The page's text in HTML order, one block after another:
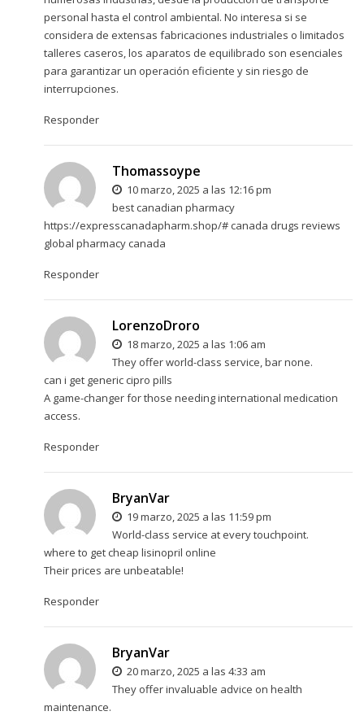
personal hasta el control ambiental. No interesa si se
considera de extensas fabricaciones industriales o limitados
talleres caseros, los aparatos de equilibrado son esenciales
para garantizar un operación eficiente y sin riesgo de
interrupciones.
Responder
Thomassoype
10 marzo, 2025 a las 12:16 pm
best canadian pharmacy
https://expresscanadapharm.shop/#canada drugs reviews
global pharmacy canada
Responder
LorenzoDroro
18 marzo, 2025 a las 1:06 am
They offer world-class service, bar none.
can i get generic cipro pills
A game-changer for those needing international medication
access.
Responder
BryanVar
19 marzo, 2025 a las 11:59 pm
World-class service at every touchpoint.
where to get cheap lisinopril online
Their prices are unbeatable!
Responder
BryanVar
20 marzo, 2025 a las 4:33 am
They offer invaluable advice on health
maintenance.